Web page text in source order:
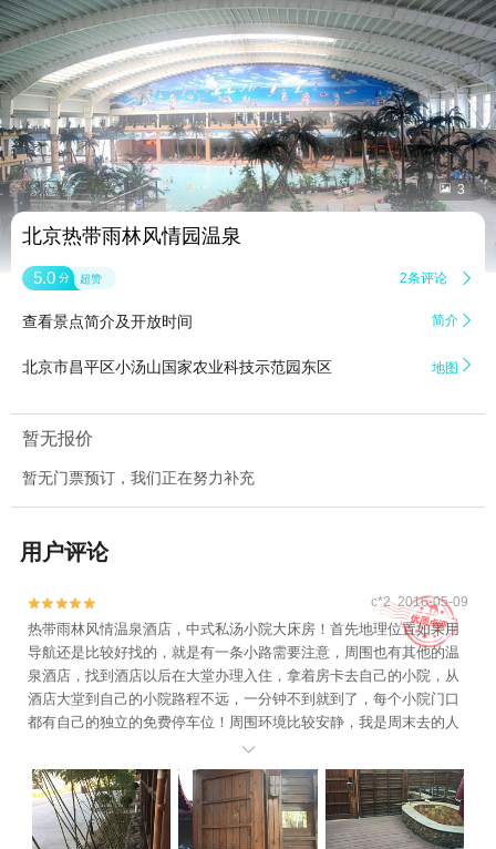
 3
北京热带雨林风情园温泉
5.0 分 超赞 2条评论 
查看景点简介及开放时间 简介 
北京市昌平区小汤山国家农业科技示范园东区 地图 
暂无报价
暂无门票预订，我们正在努力补充
用户评论

 c*2 2016-05-09
热带雨林风情温泉酒店，中式私汤小院大床房！首先地理位置如果用
导航还是比较好找的，就是有一条小路需要注意，周围也有其他的温
泉酒店，找到酒店以后在大堂办理入住，拿着房卡去自己的小院，从
酒店大堂到自己的小院路程不远，一分钟不到就到了，每个小院门口
都有自己的独立的免费停车位！周围环境比较安静，我是周末去的人
还是比较多，不知道平时人多不多，办理入住后酒店还送了两大瓶怡
宝，想的很周到！进入小院以后中式的私汤池子就在眼前了，温泉水
不限量，冷热可以自己调，是真的温泉有股臭鸡蛋的味道，自己还可
以带泡泡浴的浴液或者玫瑰花.再往里就是房间，我的是大床房，周末
会比平时贵100，房间整体来说还是比较干净的，就是蚊子和蚂蚁比较

